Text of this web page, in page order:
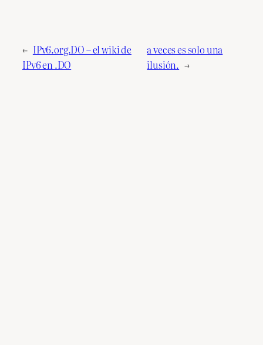
← IPv6.org.DO – el wiki de
IPv6 en .DO
a veces es solo una
ilusión. →